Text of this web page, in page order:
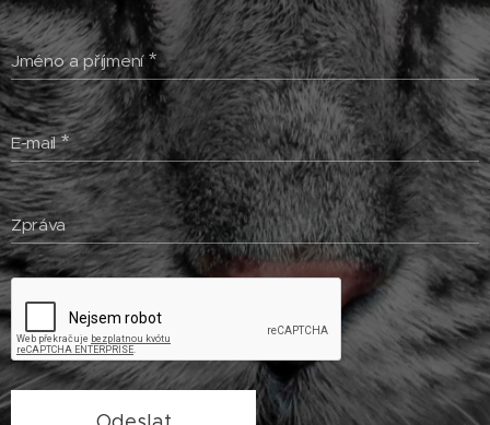
Jméno a příjmení
E-mail
Zpráva